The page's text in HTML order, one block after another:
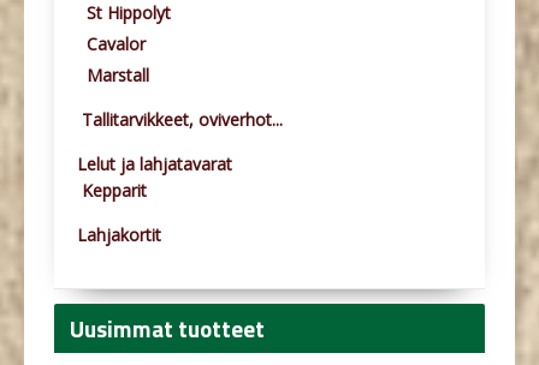
St Hippolyt
Cavalor
Marstall
Tallitarvikkeet, oviverhot...
Lelut ja lahjatavarat
Kepparit
Lahjakortit
Uusimmat tuotteet